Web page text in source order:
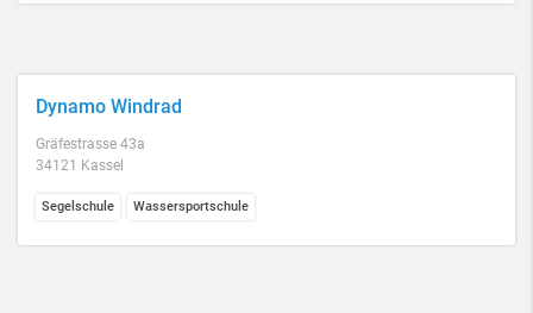
Dynamo Windrad
Gräfestrasse 43a
34121 Kassel
Segelschule Wassersportschule